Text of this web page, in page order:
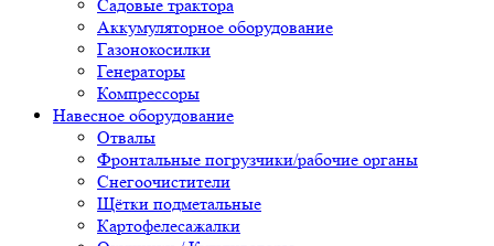
Садовые трактора
Аккумуляторное оборудование
Газонокосилки
Генераторы
Компрессоры
Навесное оборудование
Отвалы
Фронтальные погрузчики/рабочие органы
Снегоочистители
Щётки подметальные
Картофелесажалки